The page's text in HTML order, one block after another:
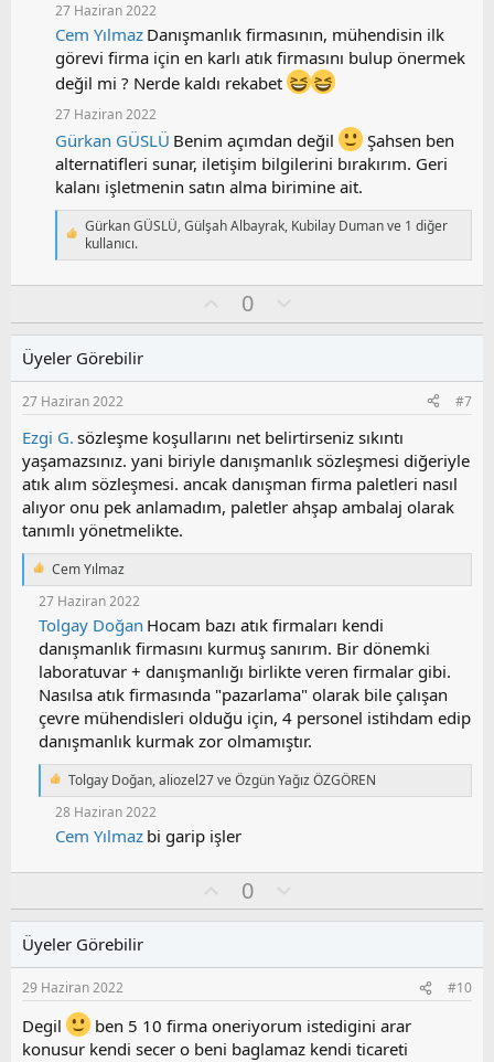
p
k
i
l
e
r
:
27 Haziran 2022
Cem Yılmaz Danışmanlık firmasının, mühendisin ilk
görevi firma için en karlı atık firmasını bulup önermek
değil mi ? Nerde kaldı rekabet
27 Haziran 2022
Gürkan GÜSLÜ Benim açımdan değil
Şahsen ben
alternatifleri sunar, iletişim bilgilerini bırakırım. Geri
kalanı işletmenin satın alma birimine ait.
T
e
r
:
Gürkan GÜSLÜ,Gülşah Albayrak, Kubilay Dumanve 1 diğer
kullanıcı.
y
0
l
s
u
z
o
y
l
a
Üyeler Görebilir
27 Haziran 2022 #7
Ezgi G. sözleşme koşullarını net belirtirseniz sıkıntı
yaşamazsınız. yani biriyle danışmanlık sözleşmesi diğeriyle
atık alım sözleşmesi. ancak danışman firma paletleri nasıl
alıyor onu pek anlamadım, paletler ahşap ambalaj olarak
tanımlı yönetmelikte.
T
Cem Yılmaz
27 Haziran 2022
Tolgay Doğan Hocam bazı atık firmaları kendi
danışmanlık firmasını kurmuş sanırım. Bir dönemki
laboratuvar + danışmanlığı birlikte veren firmalar gibi.
Nasılsa atık firmasında "pazarlama" olarak bile çalışan
çevre mühendisleri olduğu için, 4 personel istihdam edip
danışmanlık kurmak zor olmamıştır.
T
l
r
:
Tolgay Doğan,aliozel27veÖzgün Yağız ÖZGÖREN
28 Haziran 2022
Cem Yılmaz bi garip işler
y
0
l
s
u
z
o
Üyeler Görebilir
29 Haziran 2022 #10
Degil
ben 5 10 firma oneriyorum istedigini arar
konusur kendi secer o beni baglamaz kendi ticareti